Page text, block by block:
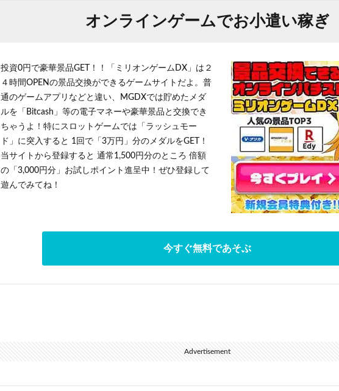
オンラインゲームでお小遣い稼ぎ
投資0円で豪華景品GET！！「ミリオンゲームDX」は２
４時間OPENの景品交換ができるゲームサイトだよ。普
通のゲームアプリなどと違い、MGDXでは貯めたメダ
ルを「Bitcash」等の電子マネーや豪華景品と交換でき
ちゃうよ！特にスロットゲームでは「ラッシュモー
ド」に突入すると 1回で「3万円」分のメダルをGET！
当サイトから登録すると 通常1,500円分のところ 倍額
の「3,000円分」お試しポイント進呈中！ぜひ登録して
遊んでみてね！
今すぐ無料であそぶ
Advertisement